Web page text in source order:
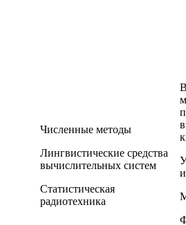
Численные методы
Лингвистические средства
вычислительных систем
Статистическая
радиотехника